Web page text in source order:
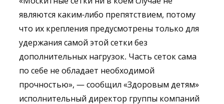
являются каким-либо препятствием, потому
что их крепления предусмотрены только для
удержания самой этой сетки без
дополнительных нагрузок. Часть сеток сама
по себе не обладает необходимой
прочностью», — сообщил «Здоровым детям»
исполнительный директор группы компаний